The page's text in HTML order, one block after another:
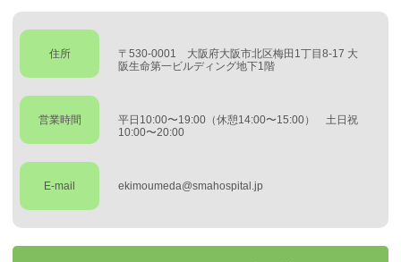
住所
〒530-0001 大阪府大阪市北区梅田1丁目8-17 大
阪生命第一ビルディング地下1階
営業時間
平日10:00〜19:00（休憩14:00〜15:00） 土日祝
10:00〜20:00
E-mail ekimoumeda@smahospital.jp